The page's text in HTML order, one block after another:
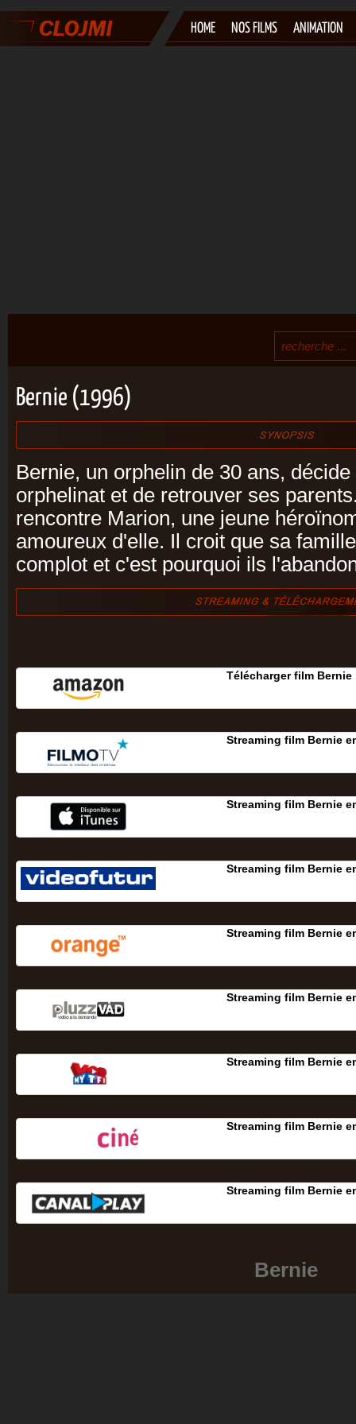
HOME NOS FILMS ANIMATION
Bernie (1996)
Bernie, un orphelin de 30 ans,
orphelinat et de retrouver ses
rencontre Marion, une jeune
amoureux d'elle. Il croit que sa
complot et c'est pourquoi ils
Télécharger film Bernie
Streaming film Bernie
Streaming film Bernie
Streaming film Bernie
Streaming film Bernie
Streaming film Bernie
Streaming film Bernie
Streaming film Bernie
Streaming film Bernie
Bernie